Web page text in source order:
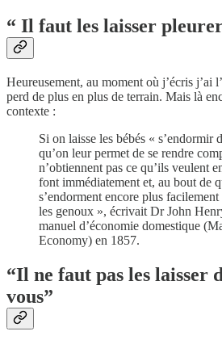
“ Il faut les laisser
Heureusement, au moment où j’écris j’ai
perd de plus en plus de terrain. Mais là
contexte :
Si on laisse les bébés « s’endormir
qu’on leur permet de se rendre
n’obtiennent pas ce qu’ils veulent
font immédiatement et, au bout de
s’endorment encore plus
les genoux », écrivait Dr John
manuel d’économie domestique
Economy) en 1857.
“Il ne faut pas les laisser
vous”